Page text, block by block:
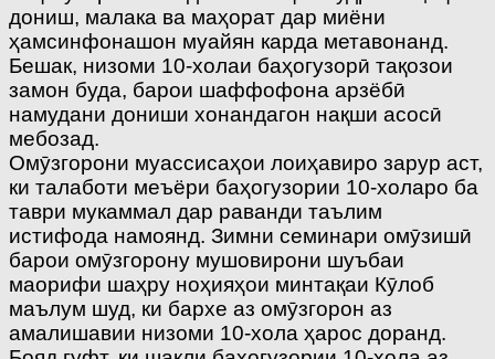
дониш, малака ва маҳорат дар миёни
ҳамсинфонашон муайян карда метавонанд.
Бешак, низоми 10-холаи баҳогузорӣ тақозои
замон буда, барои шаффофона арзёбӣ
намудани дониши хонандагон нақши асосӣ
мебозад.
Омӯзгорони муассисаҳои лоиҳавиро зарур аст,
ки талаботи меъёри баҳогузории 10-холаро ба
таври мукаммал дар раванди таълим
истифода намоянд. Зимни семинари омӯзишӣ
барои омӯзгорону мушовирони шуъбаи
маорифи шаҳру ноҳияҳои минтақаи Кӯлоб
маълум шуд, ки бархе аз омӯзгорон аз
амалишавии низоми 10-хола ҳарос доранд.